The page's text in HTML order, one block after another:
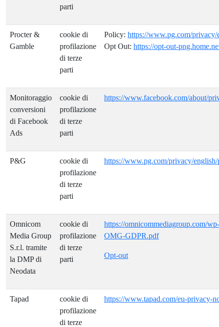
parti
Procter &
Gamble
cookie di
profilazione
di terze
parti
Policy: https://www.pg.com/privacy/
Opt Out: https://opt-out-
Monitoraggio
conversioni
di Facebook
Ads
cookie di
profilazione
di terze
parti
https://www.facebook.com/about/
P&G
cookie di
profilazione
di terze
parti
https://www.pg.com/privacy/
Omnicom
Media Group
S.r.l. tramite
la DMP di
Neodata
cookie di
profilazione
di terze
parti
https://omnicommediagroup.com/
OMG-GDPR.pdf
Opt-out
Tapad
cookie di
profilazione
di terze
https://www.tapad.com/eu-privacy-